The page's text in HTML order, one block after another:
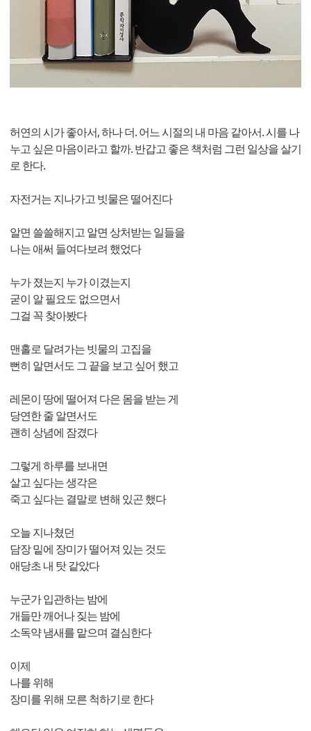
허연의 시가 좋아서, 하나 더. 어느 시절의 내 마음 같아서. 시를 나
누고 싶은 마음이라고 할까. 반갑고 좋은 책처럼 그런 일상을 살기
로 한다.
자전거는 지나가고 빗물은 떨어진다
알면 쓸쓸해지고 알면 상처받는 일들을
나는 애써 들여다보려 했었다
누가 졌는지 누가 이겼는지
굳이 알 필요도 없으면서
그걸 꼭 찾아봤다
맨홀로 달려가는 빗물의 고집을
뻔히 알면서도 그 끝을 보고 싶어 했고
레몬이 땅에 떨어져 다은 몸을 받는 게
당연한 줄 알면서도
괜히 상념에 잠겼다
그렇게 하루를 보내면
살고 싶다는 생각은
죽고 싶다는 결말로 변해 있곤 했다
오늘 지나쳤던
담장 밑에 장미가 떨어져 있는 것도
애당초 내 탓 같았다
누군가 입관하는 밤에
개들만 깨어나 짖는 밤에
소독약 냄새를 맡으며 결심한다
이제
나를 위해
장미를 위해 모른 척하기로 한다